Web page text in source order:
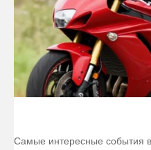
Самые интересные события